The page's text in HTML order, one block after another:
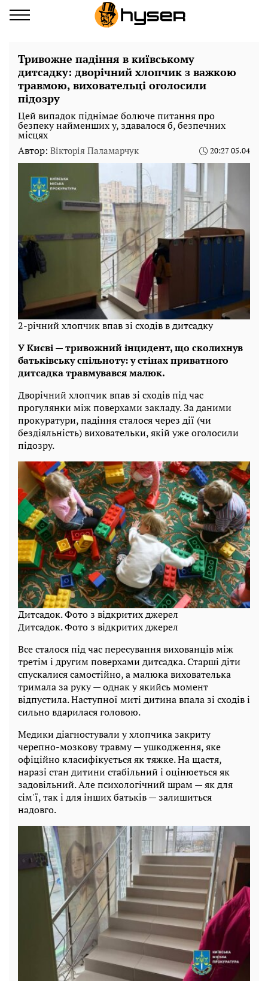
Тривожне падіння в київському
дитсадку: дворічний хлопчик з важкою
травмою, виховательці оголосили
підозру
Цей випадок піднімає болюче питання про
безпеку найменших у, здавалося б, безпечних
місцях
Автор: Вікторія Паламарчук 20:27 05.04
2-річний хлопчик впав зі сходів в дитсадку
У Києві — тривожний інцидент, що сколихнув
батьківську спільноту: у стінах приватного
дитсадка травмувався малюк.
Дворічний хлопчик впав зі сходів під час
прогулянки між поверхами закладу. За даними
прокуратури, падіння сталося через дії (чи
бездіяльність) виховательки, якій уже оголосили
підозру.
Дитсадок. Фото з відкритих джерел
Дитсадок. Фото з відкритих джерел
Все сталося під час пересування вихованців між
третім і другим поверхами дитсадка. Старші діти
спускалися самостійно, а малюка вихователька
тримала за руку — однак у якийсь момент
відпустила. Наступної миті дитина впала зі сходів і
сильно вдарилася головою.
Медики діагностували у хлопчика закриту
черепно-мозкову травму — ушкодження, яке
офіційно класифікується як тяжке. На щастя,
наразі стан дитини стабільний і оцінюється як
задовільний. Але психологічний шрам — як для
сім'ї, так і для інших батьків — залишиться
надовго.